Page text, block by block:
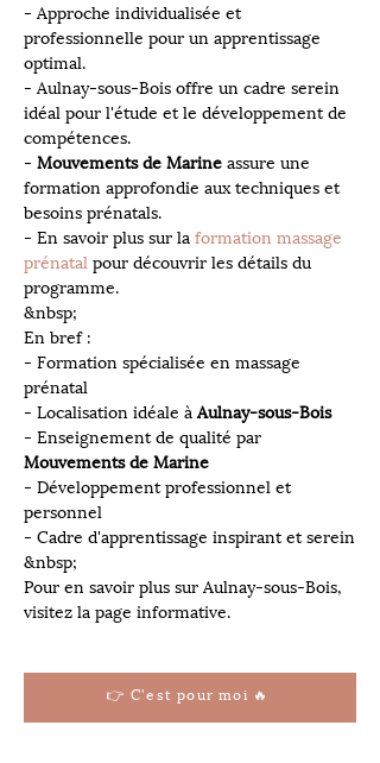
- Approche individualisée et
professionnelle pour un apprentissage
optimal.
- Aulnay-sous-Bois offre un cadre serein
idéal pour l'étude et le développement de
compétences.
- Mouvements de Marine assure une
formation approfondie aux techniques et
besoins prénatals.
- En savoir plus sur la formation massage
prénatal pour découvrir les détails du
programme.
&nbsp;
En bref :
- Formation spécialisée en massage
prénatal
- Localisation idéale à Aulnay-sous-Bois
- Enseignement de qualité par
Mouvements de Marine
- Développement professionnel et
personnel
- Cadre d'apprentissage inspirant et serein
&nbsp;
Pour en savoir plus sur Aulnay-sous-Bois,
visitez la page informative.
👉 C'est pour moi 🔥